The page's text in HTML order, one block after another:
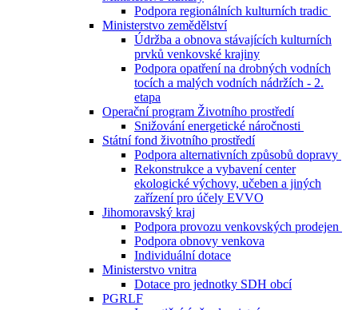
Podpora regionálních kulturních tradic
Ministerstvo zemědělství
Údržba a obnova stávajících kulturních
prvků venkovské krajiny
Podpora opatření na drobných vodních
tocích a malých vodních nádržích - 2.
etapa
Operační program Životního prostředí
Snižování energetické náročnosti
Státní fond životního prostředí
Podpora alternativních způsobů dopravy
Rekonstrukce a vybavení center
ekologické výchovy, učeben a jiných
zařízení pro účely EVVO
Jihomoravský kraj
Podpora provozu venkovských prodejen
Podpora obnovy venkova
Individuální dotace
Ministerstvo vnitra
Dotace pro jednotky SDH obcí
PGRLF